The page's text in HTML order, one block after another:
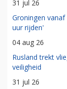
31 jul 26
Groningen
uur rijden'
04 aug 26
Rusland trekt
veiligheid
31 jul 26